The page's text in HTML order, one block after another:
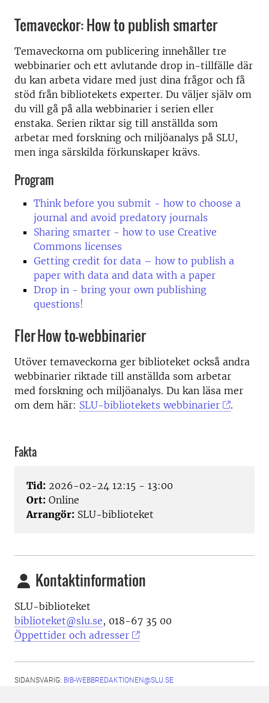
Temaveckor: How to publish smarter
Temaveckorna om publicering innehåller tre
webbinarier och ett avlutande drop in-tillfälle där
du kan arbeta vidare med just dina frågor och få
stöd från bibliotekets experter. Du väljer själv om
du vill gå på alla webbinarier i serien eller
enstaka. Serien riktar sig till anställda som
arbetar med forskning och miljöanalys på SLU,
men inga särskilda förkunskaper krävs.
Program
Think before you submit - how to choose a
journal and avoid predatory journals
Sharing smarter - how to use Creative
Commons licenses
Getting credit for data – how to publish a
paper with data and data with a paper
Drop in - bring your own publishing
questions!
Fler How to-webbinarier
Utöver temaveckorna ger biblioteket också andra
webbinarier riktade till anställda som arbetar
med forskning och miljöanalys. Du kan läsa mer
om dem här: SLU-bibliotekets webbinarier .
Fakta
Tid: 2026-02-24 12:15 - 13:00
Ort: Online
Arrangör: SLU-biblioteket
Kontaktinformation
SLU-biblioteket
biblioteket@slu.se, 018-67 35 00
Öppettider och adresser
SIDANSVARIG: BIB-WEBBREDAKTIONEN@SLU.SE